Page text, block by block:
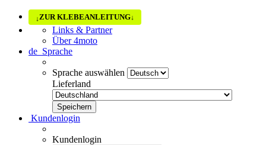
↓ZUR KLEBEANLEITUNG↓
Links & Partner
Über 4moto
de Sprache
Sprache auswählen
Lieferland
Kundenlogin
Kundenlogin